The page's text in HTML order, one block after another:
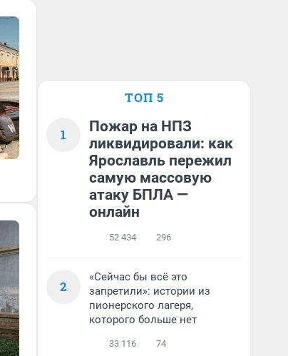
ТОП 5
1
Пожар на НПЗ
ликвидировали: как
Ярославль пережил
самую массовую
атаку БПЛА —
онлайн
52 434 296
2
«Сейчас бы всё это
запретили»: истории из
пионерского лагеря,
которого больше нет
33 116 74